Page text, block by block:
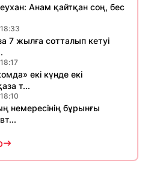
Анам қайтқан соң, бес
18:33
7 жылға сотталып кетуі
18:17
екі күнде екі
т...
18:10
немересінің бұрынғы